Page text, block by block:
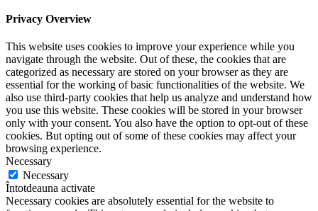
Privacy Overview
This website uses cookies to improve your experience while you
navigate through the website. Out of these, the cookies that are
categorized as necessary are stored on your browser as they are
essential for the working of basic functionalities of the website. We
also use third-party cookies that help us analyze and understand how
you use this website. These cookies will be stored in your browser
only with your consent. You also have the option to opt-out of these
cookies. But opting out of some of these cookies may affect your
browsing experience.
Necessary
Necessary
Întotdeauna activate
Necessary cookies are absolutely essential for the website to